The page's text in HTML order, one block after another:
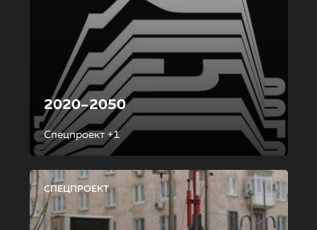
2020–2050
Спецпроект +1
СПЕЦПРОЕКТ